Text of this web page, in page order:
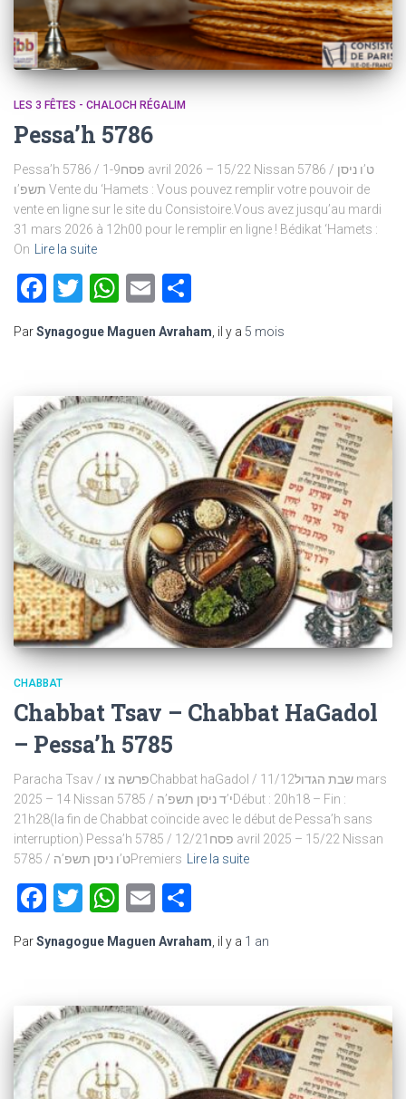
LES 3 FÊTES - CHALOCH RÉGALIM
Pessa’h 5786
Pessa’h 5786 / פסח1-9 avril 2026 – 15/22 Nissan 5786 / ט’ו ניסן
תשפ’ו Vente du ‘Hamets : Vous pouvez remplir votre pouvoir de
vente en ligne sur le site du Consistoire.Vous avez jusqu’au mardi
31 mars 2026 à 12h00 pour le remplir en ligne ! Bédikat ‘Hamets :
On
Lire la suite
Facebook
Twitter
WhatsApp
Email
ParSynagogue Maguen Avraham , il y a 5 mois
CHABBAT
Chabbat Tsav – Chabbat HaGadol
– Pessa’h 5785
Paracha Tsav / פרשה צוChabbat haGadol / שבת הגדול11/12 mars
2025 – 14 Nissan 5785 / י’ד ניסן תשפ’הDébut : 20h18 – Fin :
21h28(la fin de Chabbat coïncide avec le début de Pessa’h sans
interruption) Pessa’h 5785 / פסח12/21 avril 2025 – 15/22 Nissan
5785 / ט’ו ניסן תשפ’הPremiers Lire la suite
Facebook
TwitterWhatsApp
Email
ParSynagogue Maguen Avraham, il y a 1 an